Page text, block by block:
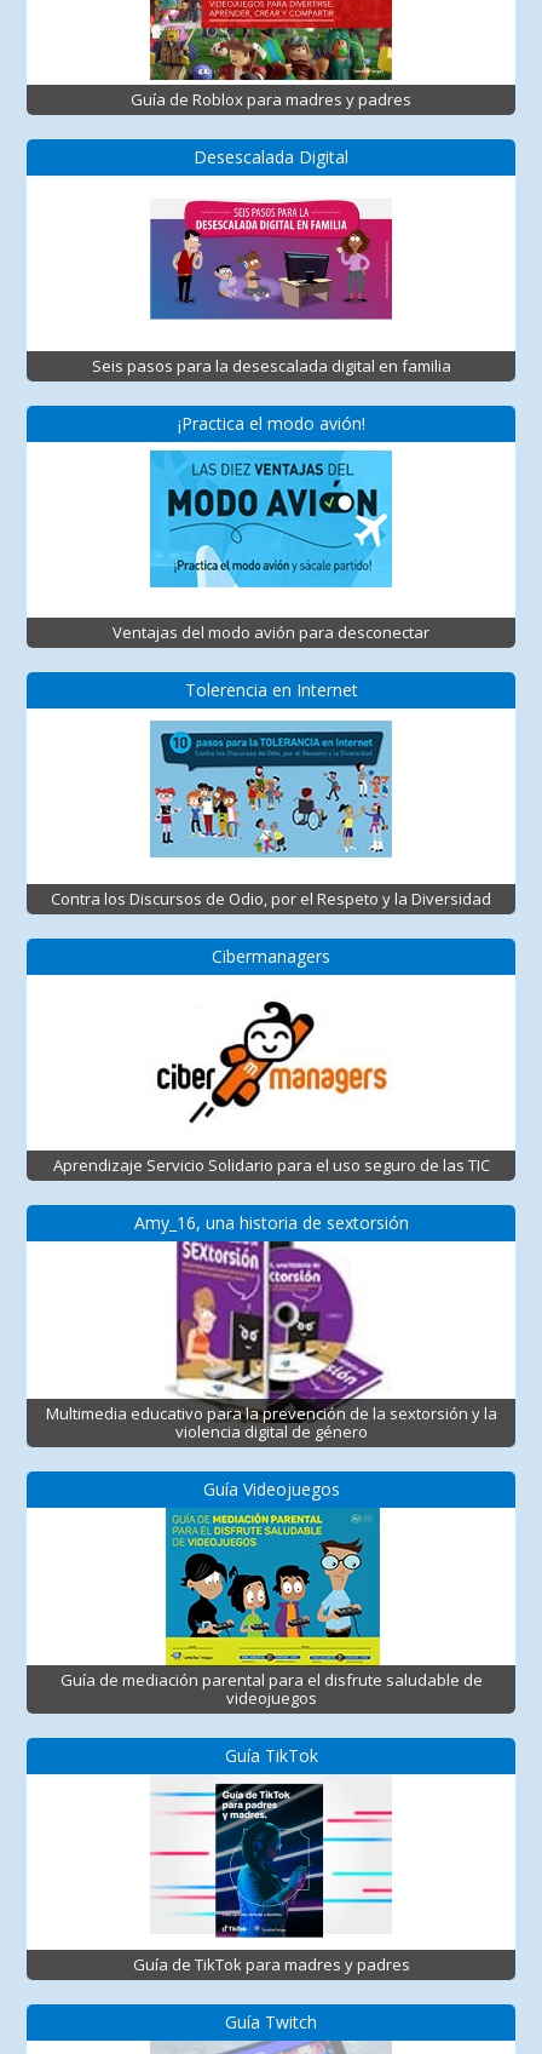
Guía de Roblox para madres y padres
Desescalada Digital
Seis pasos para la desescalada digital en familia
¡Practica el modo avión!
Ventajas del modo avión para desconectar
Tolerencia en Internet
Contra los Discursos de Odio, por el Respeto y la Diversidad
Cibermanagers
Aprendizaje Servicio Solidario para el uso seguro de las TIC
Amy_16, una historia de sextorsión
Multimedia educativo para la prevención de la sextorsión y la
violencia digital de género
Guía Videojuegos
Guía de mediación parental para el disfrute saludable de
videojuegos
Guía TikTok
Guía de TikTok para madres y padres
Guía Twitch